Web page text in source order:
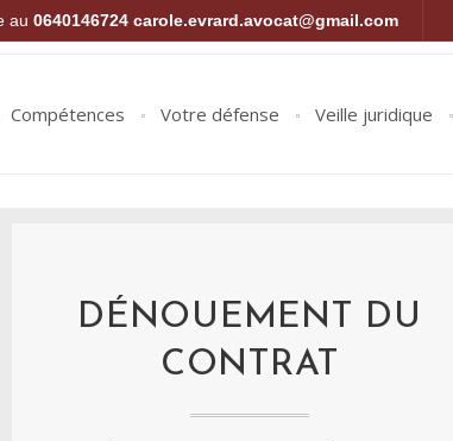
au 0640146724 carole.evrard.avocat@gmail.com
Compétences Votre défense Veille juridique
DÉNOUEMENT DU
CONTRAT